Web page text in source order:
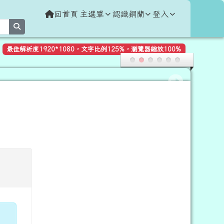
回首頁 主選單 認識銅蘭 登入
最佳解析度1920*1080，文字比例125%，瀏覽器縮放100%